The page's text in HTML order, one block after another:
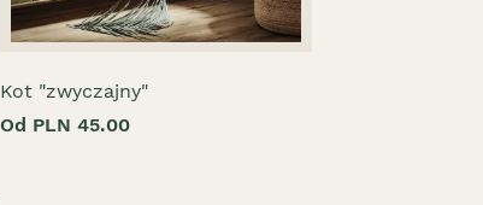
Kot "zwyczajny"
Od PLN 45.00